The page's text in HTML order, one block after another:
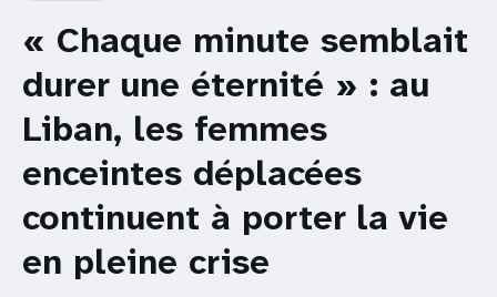
« Chaque minute semblait
durer une éternité » : au
Liban, les femmes
enceintes déplacées
continuent à porter la vie
en pleine crise